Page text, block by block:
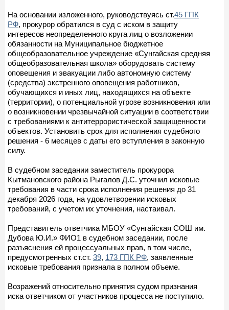
На основании изложенного, руководствуясь ст.45 ГПК
РФ, прокурор обратился в суд с иском в защиту
интересов неопределенного круга лиц о возложении
обязанности на Муниципальное бюджетное
общеобразовательное учреждение «Сунгайская средняя
общеобразовательная школа» оборудовать систему
оповещения и эвакуации либо автономную систему
(средства) экстренного оповещения работников,
обучающихся и иных лиц, находящихся на объекте
(территории), о потенциальной угрозе возникновения или
о возникновении чрезвычайной ситуации в соответствии
с требованиями к антитеррористической защищенности
объектов. Установить срок для исполнения судебного
решения - 6 месяцев с даты его вступления в законную
силу.
В судебном заседании заместитель прокурора
Кытмановского района Рыгалов Д.С. уточнил исковые
требования в части срока исполнения решения до 31
декабря 2026 года, на удовлетворении исковых
требований, с учетом их уточнения, настаивал.
Представитель ответчика МБОУ «Сунгайская СОШ им.
Дубова Ю.И.» ФИО1 в судебном заседании, после
разъяснения ей процессуальных прав, в том числе,
предусмотренных ст.ст. 39, 173 ГПК РФ, заявленные
исковые требования признала в полном объеме.
Возражений относительно принятия судом признания
иска ответчиком от участников процесса не поступило.